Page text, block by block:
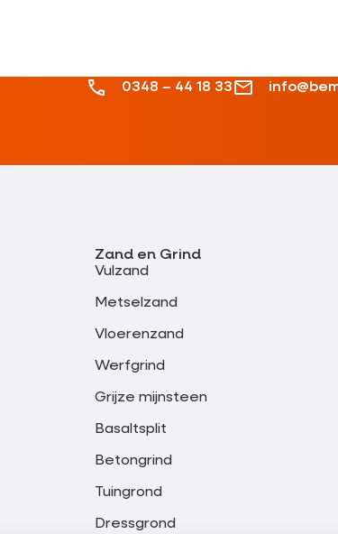
0348 – 44 18 33
Zand en Grind
Vulzand
Metselzand
Vloerenzand
Werfgrind
Grijze mijnsteen
Basaltsplit
Betongrind
Tuingrond
Dressgrond